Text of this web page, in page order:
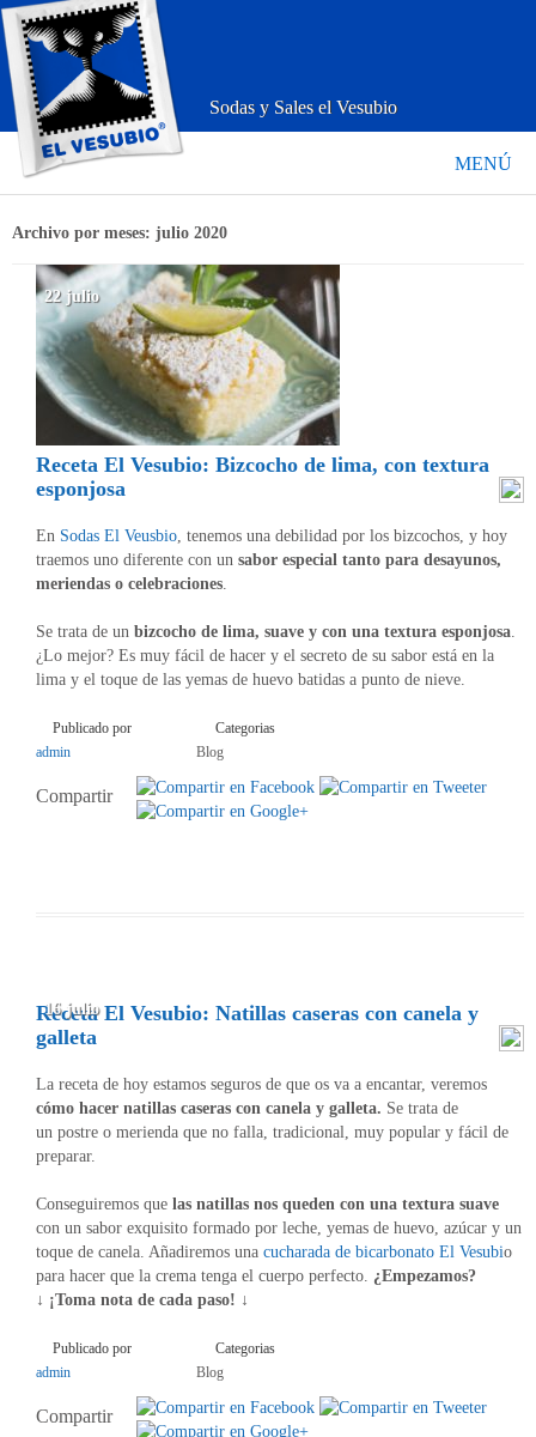
Sodas y Sales el Vesubio
MENÚ
Archivo por meses: julio 2020
22 julio
Receta El Vesubio: Bizcocho de lima, con textura
esponjosa
En Sodas El Veusbio, tenemos una debilidad por los bizcochos, y hoy
traemos uno diferente con un sabor especial tanto para desayunos,
meriendas o celebraciones.
Se trata de un bizcocho de lima, suave y con una textura esponjosa.
¿Lo mejor? Es muy fácil de hacer y el secreto de su sabor está en la
lima y el toque de las yemas de huevo batidas a punto de nieve.
Publicado por
admin
Categorias
Blog
Compartir
16 julio
Receta El Vesubio: Natillas caseras con canela y
galleta
La receta de hoy estamos seguros de que os va a encantar, veremos
cómo hacer natillas caseras con canela y galleta. Se trata de
un postre o merienda que no falla, tradicional, muy popular y fácil de
preparar.
Conseguiremos que las natillas nos queden con una textura suave
con un sabor exquisito formado por leche, yemas de huevo, azúcar y un
toque de canela. Añadiremos una cucharada de bicarbonato El Vesubio
para hacer que la crema tenga el cuerpo perfecto. ¿Empezamos?
↓ ¡Toma nota de cada paso! ↓
Publicado por
admin
Categorias
Blog
Compartir